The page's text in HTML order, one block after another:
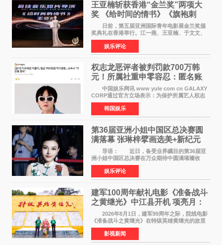
王亚楠斩获香港“金兰奖”两项大
奖 《给时间的情书》《旗袍刺
客》双双获肯定
日前，第五届亚洲国际青年电影展金兰奖颁
奖典礼在香港举行。江一燕、王亚楠、于文文、
李东学等知名演员出席活动。著名演员、导演王
亚楠凭借音乐故事片《给时间的情书》和院线电
影《旗袍刺客》
娱乐评论
权志龙恶评者被判罚款700万韩
元！所属社重申零容忍：匿名账
号也难逃刑责
中国娱乐网讯 www yule com cn GALAXY
CORP通过官方立场表示：为保护所属艺人权志
龙的名誉和权益，将持续对网络上发生的名誉损
害、散布虚假事实、侮辱、恶意诽谤等行为采取
法律应对措施。
韩国娱乐
第36届亚洲小姐中国区总决赛圆
满落幕 张琳梓擘画选美+新纪元
导语： 近日，备受业界瞩目的第36届亚
洲小姐中国区总决赛在万众期待中圆满璀璨收
官。整场盛典汇聚万千芳华，不仅完成了新一届
美丽代言人的加冕选拔，更在行业发展层面带来
颠覆性突破。活动
娱乐评论
建军100周年献礼电影《准备战斗
之黄继光》中江县开机 项亮月：
以光影为笔，书写英雄赞歌
2026年8月1日，建军99周年之际，院线电影
《准备战斗之黄继光》在特级英雄黄继光的故里
——四川省德阳市中江县黄继光出生地正式开
机。本片出品人、总制片人项亮月主持开机仪
式，&zwnj;特级英雄
影视新闻